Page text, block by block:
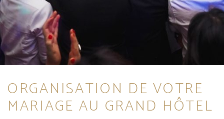
ORGANISATION DE VOTRE
MARIAGE AU GRAND HÔTEL